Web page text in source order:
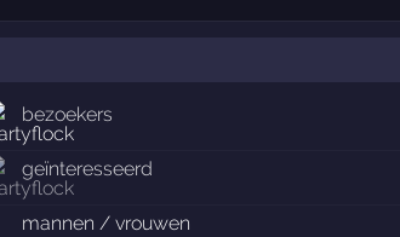
bezoekers
geïnteresseerd
mannen / vrouwen